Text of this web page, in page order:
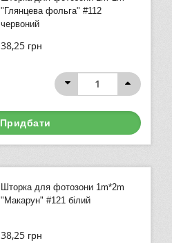
"Глянцева фольга" #112
червоний
38,25 грн
Придбати
Шторка для фотозони 1m*2m
"Макарун" #121 білий
38,25 грн